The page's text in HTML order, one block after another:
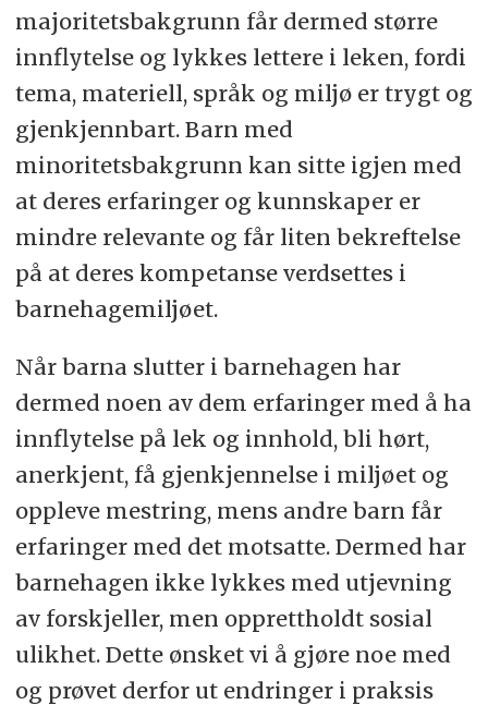
majoritetsbakgrunn får dermed større
innflytelse og lykkes lettere i leken, fordi
tema, materiell, språk og miljø er trygt og
gjenkjennbart. Barn med
minoritetsbakgrunn kan sitte igjen med
at deres erfaringer og kunnskaper er
mindre relevante og får liten bekreftelse
på at deres kompetanse verdsettes i
barnehagemiljøet.
Når barna slutter i barnehagen har
dermed noen av dem erfaringer med å ha
innflytelse på lek og innhold, bli hørt,
anerkjent, få gjenkjennelse i miljøet og
oppleve mestring, mens andre barn får
erfaringer med det motsatte. Dermed har
barnehagen ikke lykkes med utjevning
av forskjeller, men opprettholdt sosial
ulikhet. Dette ønsket vi å gjøre noe med
og prøvet derfor ut endringer i praksis